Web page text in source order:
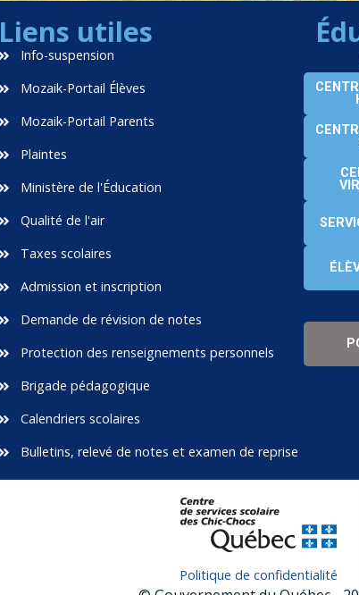
Liens utiles
Info-suspension
Mozaik-Portail Élèves
Mozaik-Portail Parents
Plaintes
Ministère de l'Éducation
Qualité de l'air
Taxes scolaires
Admission et inscription
Demande de révision de notes
Protection des renseignements personnels
Brigade pédagogique
Calendriers scolaires
Bulletins, relevé de notes et examen de reprise
Politique de confidentialité